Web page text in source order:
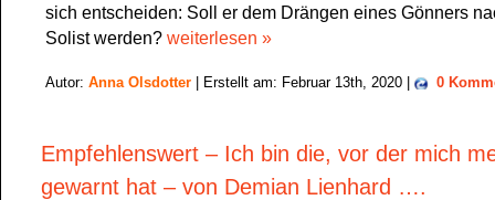
sich entscheiden: Soll er dem Drängen eines Gönners
Solist werden? weiterlesen »
Autor: Anna Olsdotter | Erstellt am: Februar 13th, 2020 | 0
Empfehlenswert – Ich bin die, vor der mich
gewarnt hat – von Demian Lienhard ….